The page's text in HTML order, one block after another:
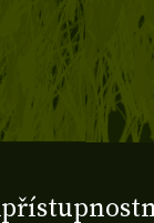
přístupnost